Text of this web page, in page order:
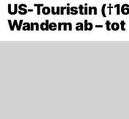
US-Touristin
Wandern ab – tot